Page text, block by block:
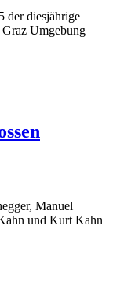
der diesjährige
Graz Umgebung
Manuel
und Kurt Kahn